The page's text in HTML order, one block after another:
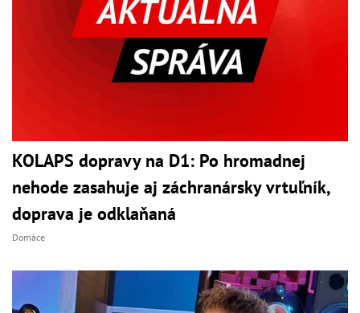
KOLAPS dopravy na D1: Po hromadnej
nehode zasahuje aj záchranársky vrtuľník,
doprava je odklaňaná
Domáce